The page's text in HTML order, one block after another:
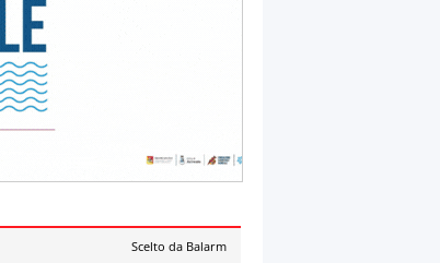
Scelto da Balarm